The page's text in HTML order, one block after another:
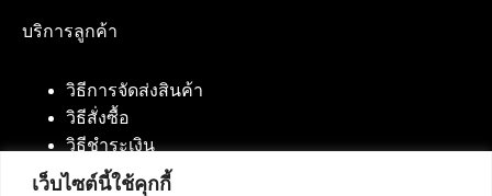
เว็บไซต์นี้ใช้คุกกี้
บริการลูกค้า
วิธีการจัดส่งสินค้า
วิธีสั่งซื้อ
วิธีชำระเงิน